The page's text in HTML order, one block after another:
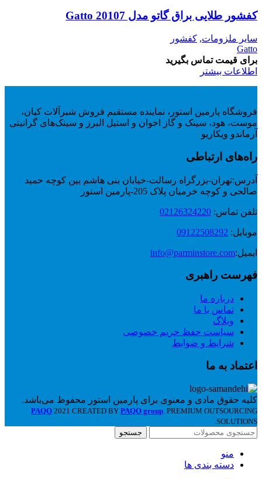
کفشور طلایی براق گاتو مدل 20107 Gatto
سایر ملزومات, کفشور
Gatto
برای قیمت تماس بگیرید
اطلاعات بیشتر
فروشگاه پارمین استور، نماینده مستقیم فروش شیرآلات کیان،
موست، هود، سینک و گاز اخوان و استیل البرز و سینک‌های گرانیتی
آرماندو ویکاریو
راه‌های ارتباطی
آدرس:تهران-بزرگراه رسالت-خیابان بنی هاشم بین کوچه حمید
صالحی و کوچه خرمیان پلاک 205-پارمین استور
تلفن تماس: 02126324220
موبایل: 09122508292
ایمیل:info@parminstore.com
فهرست راهبری
درباره ما
تماس با ما
وبلاگ
سیاست حفظ حریم خصوصی
شرایط و ضوابط
اعتماد به ما
کلیه حقوق مادی و معنوی برای پارمین استور محفوظ می‌باشد.
PAQO 2021 CREATED BY PAQO group . PREMIUM OUTSOURCING
SOLUTIONS.
جستجو
منو
دسته بندی ها